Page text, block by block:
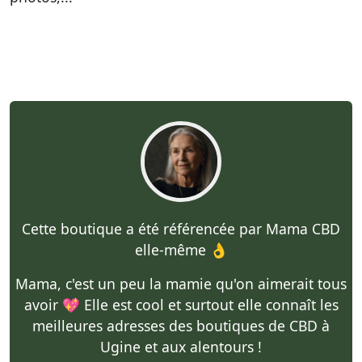
Cette boutique a été référencée par Mama CBD
elle-même 👌
Mama, c'est un peu la mamie qu'on aimerait tous
avoir 💖 Elle est cool et surtout elle connaît les
meilleures adresses des boutiques de CBD à
Ugine et aux alentours !